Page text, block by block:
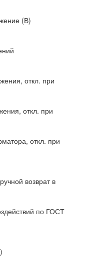
(В)
откл. при
откл. при
откл. при
возврат в
по ГОСТ